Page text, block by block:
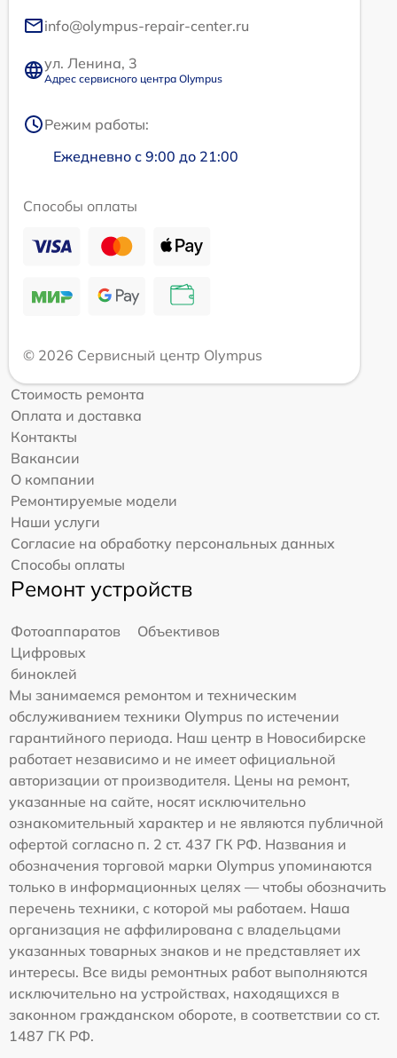
info@olympus-repair-center.ru
ул. Ленина, 3
Адрес сервисного центра Olympus
Режим работы:
Ежедневно с 9:00 до 21:00
Способы оплаты
© 2026 Сервисный центр Olympus
Стоимость ремонта
Оплата и доставка
Контакты
Вакансии
О компании
Ремонтируемые модели
Наши услуги
Согласие на обработку персональных данных
Способы оплаты
Ремонт устройств
Фотоаппаратов
Объективов
Цифровых
биноклей
Мы занимаемся ремонтом и техническим
обслуживанием техники Olympus по истечении
гарантийного периода. Наш центр в Новосибирске
работает независимо и не имеет официальной
авторизации от производителя. Цены на ремонт,
указанные на сайте, носят исключительно
ознакомительный характер и не являются публичной
офертой согласно п. 2 ст. 437 ГК РФ. Названия и
обозначения торговой марки Olympus упоминаются
только в информационных целях — чтобы обозначить
перечень техники, с которой мы работаем. Наша
организация не аффилирована с владельцами
указанных товарных знаков и не представляет их
интересы. Все виды ремонтных работ выполняются
исключительно на устройствах, находящихся в
законном гражданском обороте, в соответствии со ст.
1487 ГК РФ.